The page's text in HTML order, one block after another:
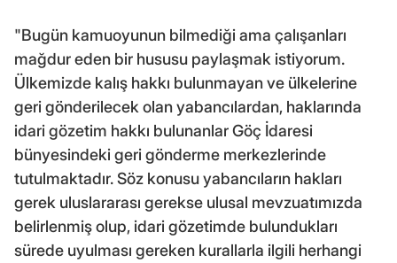
"Bugün kamuoyunun bilmediği ama çalışanları
mağdur eden bir hususu paylaşmak istiyorum.
Ülkemizde kalış hakkı bulunmayan ve ülkelerine
geri gönderilecek olan yabancılardan, haklarında
idari gözetim hakkı bulunanlar Göç İdaresi
bünyesindeki geri gönderme merkezlerinde
tutulmaktadır. Söz konusu yabancıların hakları
gerek uluslararası gerekse ulusal mevzuatımızda
belirlenmiş olup, idari gözetimde bulundukları
sürede uyulması gereken kurallarla ilgili herhangi